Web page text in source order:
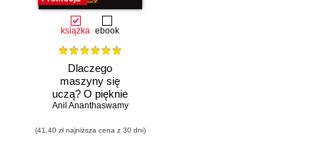
książka ebook
Dlaczego
maszyny się
uczą? O pięknie
matematyki i
współczesnej
Anil Ananthaswamy
(41,40 zł najniższa cena z 30 dni)